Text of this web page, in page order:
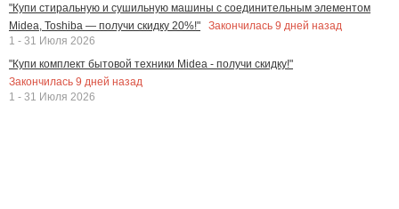
"Купи стиральную и сушильную машины с соединительным элементом
Midea, Toshiba — получи скидку 20%!"
Закончилась 9 дней назад
1 - 31 Июля 2026
"Купи комплект бытовой техники Midea - получи скидку!"
Закончилась 9 дней назад
1 - 31 Июля 2026